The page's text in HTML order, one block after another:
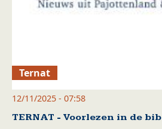
Ternat
12/11/2025 - 07:58
TERNAT - Voorlezen in de bib